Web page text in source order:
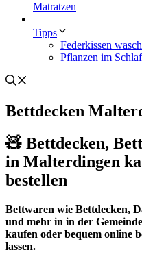
Matratzen
Tipps
Federkissen
Pflanzen im
Bettdecken
🧸 Bettdecken,
in Malterdingen
bestellen
Bettwaren wie Bettdecken,
und mehr in in der Gemeinde
kaufen oder bequem online
lassen.